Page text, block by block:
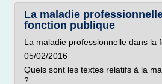
La maladie
fonction publique
La maladie professionnelle dans la
05/02/2016
Quels sont les textes relatifs à la
?